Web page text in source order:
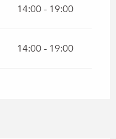
14:00 - 19:00
14:00 - 19:00